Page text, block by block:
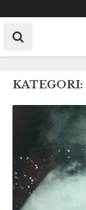
to
content
KATEGORI: